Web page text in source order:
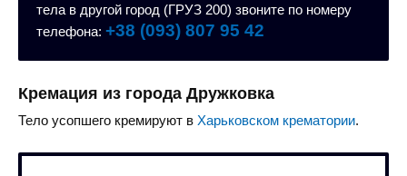
тела в другой город (ГРУЗ 200) звоните по номеру
телефона: +38 (093) 807 95 42
Кремация из города Дружковка
Тело усопшего кремируют в Харьковском крематории.